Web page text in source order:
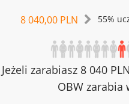
8 040,00 PLN 55%
Jeżeli zarabiasz 8 040
OBW zarabia